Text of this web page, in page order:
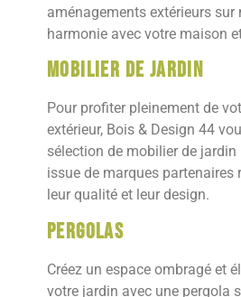
aménagements extérieurs sur
harmonie avec votre maison
Mobilier de jardin
Pour profiter pleinement de
extérieur, Bois & Design 44
sélection de mobilier de
issue de marques partenaires
leur qualité et leur design.
Pergolas
Créez un espace ombragé et
votre jardin avec une pergola